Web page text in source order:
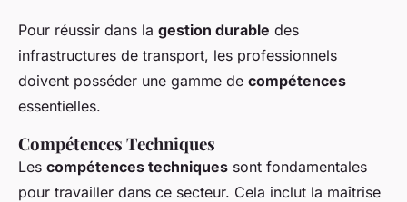
Pour réussir dans la gestion durable des
infrastructures de transport, les professionnels
doivent posséder une gamme de compétences
essentielles.
Compétences Techniques
Les compétences techniques sont fondamentales
pour travailler dans ce secteur. Cela inclut la maîtrise